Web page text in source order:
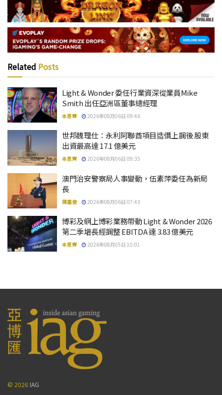
Related Posts
Light & Wonder 委任行業資深從業員Mike
Smith 出任亞洲區董事總經理
本思齊 2026年08月06日 09:46
世邦魏理仕：永利阿聯酋項目造價上調後 股東
出資最高達 17.1 億美元
本思齊 2026年08月06日 09:35
澳門治安警察局人事變動，伍素萍委任為新局
長
陳嘉俊 2026年08月06日 07:43
博彩及網上博彩業務帶動 Light & Wonder 2026
第二季增長經調整 EBITDA 達 3.83 億美元
本思齊 2026年08月05日 10:01
© 2026 IAG